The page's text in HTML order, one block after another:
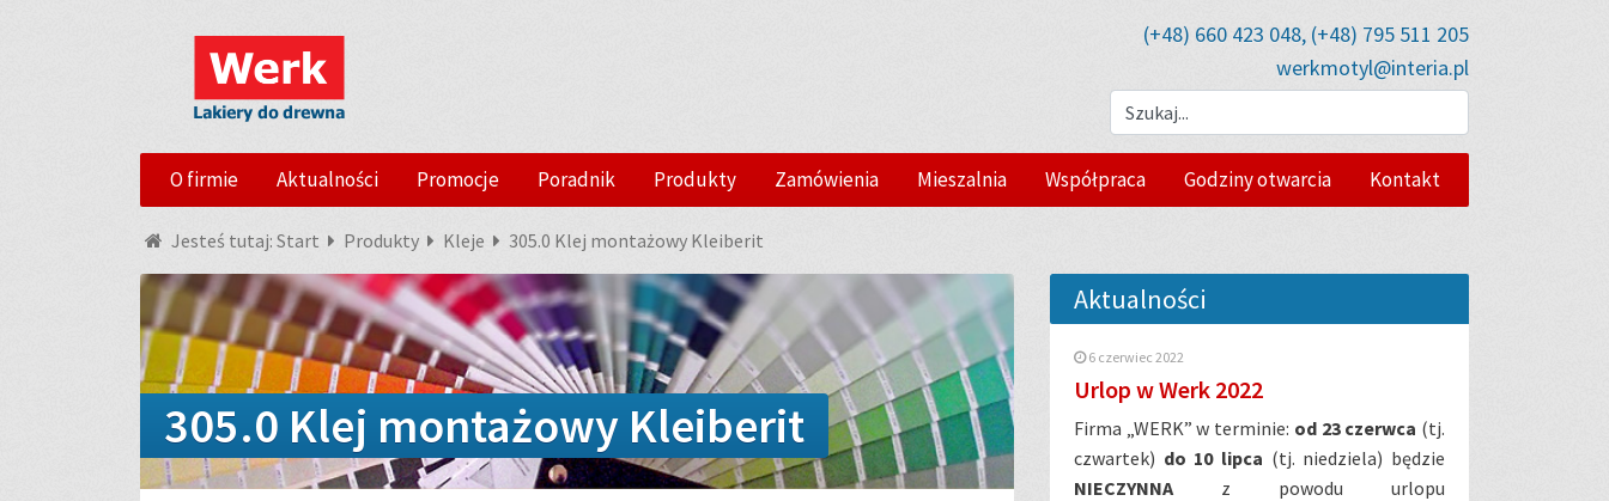
(+48) 660 423 048, (+48) 795 511 205
werkmotyl@interia.pl
O firmie Aktualności Promocje Poradnik Produkty Zamówienia Mieszalnia Współpraca Godziny otwarcia Kontakt
Jesteś tutaj: Start Produkty Kleje 305.0 Klej montażowy Kleiberit
305.0 Klej montażowy Kleiberit
Aktualności
6 czerwiec 2022
Urlop w Werk 2022
Firma „WERK” w terminie: od 23 czerwca (tj.
czwartek) do 10 lipca (tj. niedziela) będzie
NIECZYNNA z powodu urlopu